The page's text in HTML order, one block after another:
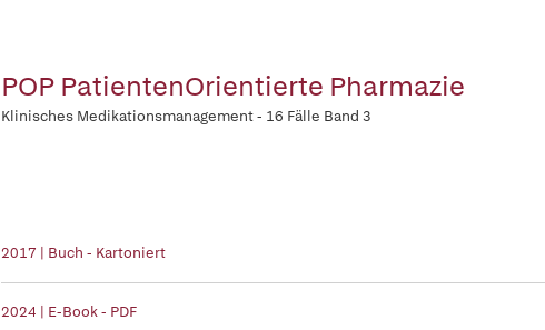
POP PatientenOrientierte Pharmazie
Klinisches Medikationsmanagement - 16 Fälle Band 3
2017 | Buch - Kartoniert
2024 | E-Book - PDF